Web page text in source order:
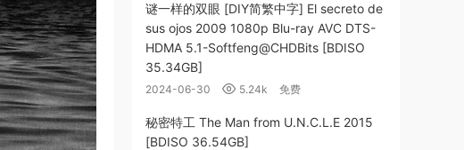
谜一样的双眼 [DIY简繁中字] El secreto de
sus ojos 2009 1080p Blu-ray AVC DTS-
HDMA 5.1-Softfeng@CHDBits [BDISO
35.34GB]
2024-06-30 5.24k 免费
秘密特工 The Man from U.N.C.L.E 2015
[BDISO 36.54GB]